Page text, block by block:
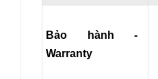
Bảo hành -
Warranty